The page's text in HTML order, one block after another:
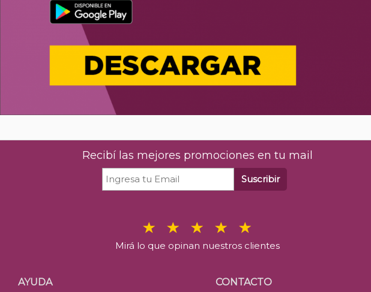
Recibí las mejores promociones en tu mail
Suscribir
Mirá lo que opinan nuestros clientes
AYUDA
CONTACTO